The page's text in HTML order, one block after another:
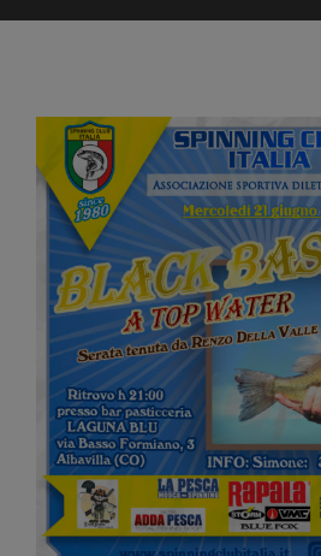
Ingrandisci
immagine